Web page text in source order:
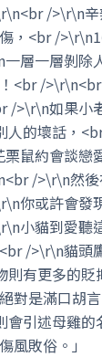
/>\r\n辛
，<br /
層一層剝除
<br /
>\r\n如果小
人的壞話，
鼠約會談戀
/>\r\n然後
你或許會發
小貓到愛聽
/>\r\n貓頭
則有更多的
對是滿口胡
會引述母雞
風敗俗。」